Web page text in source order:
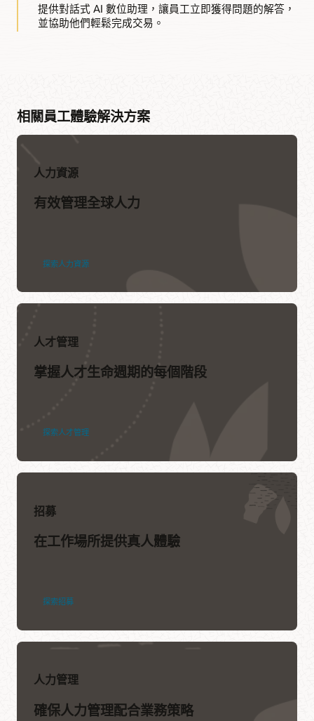
提供對話式 AI 數位助理，讓員工立即獲得問題的解答，
並協助他們輕鬆完成交易。
相關員工體驗解決方案
人力資源
有效管理全球人力
探索人力資源
人才管理
掌握人才生命週期的每個階段
探索人才管理
招募
在工作場所提供真人體驗
探索招募
人力管理
確保人力管理配合業務策略